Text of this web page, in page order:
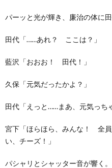
パーッと光が輝き、廉治の体に田
田代「……あれ？ ここは？」
藍沢「おおお！ 田代！」
久保「元気だったかよ？」
田代「えっと……まあ、元気っち
宮下「ほらほら、みんな！ 全
い、チーズ！」
パシャリとシャッター音が響く。